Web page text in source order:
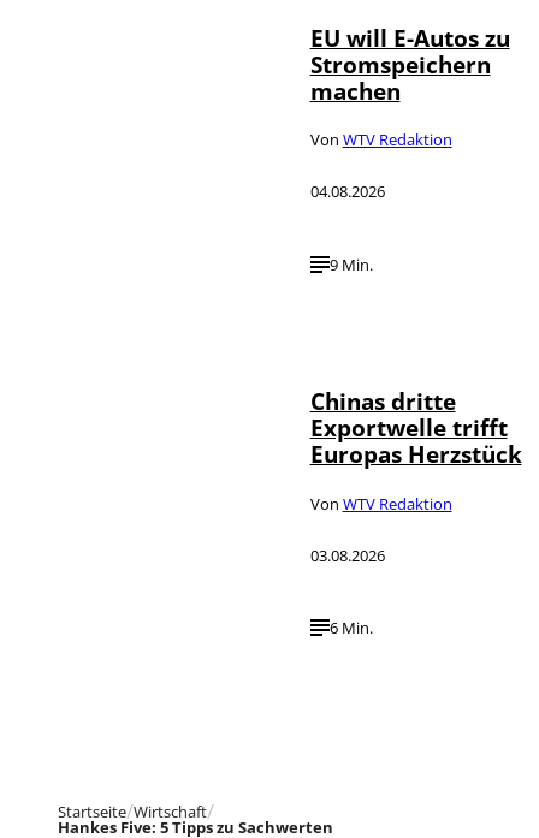
EU will E-Autos zu
Stromspeichern
machen
Von WTV Redaktion
04.08.2026
9 Min.
Chinas dritte
Exportwelle trifft
Europas Herzstück
Von WTV Redaktion
03.08.2026
6 Min.
Startseite Wirtschaft
Hankes Five: 5 Tipps zu Sachwerten